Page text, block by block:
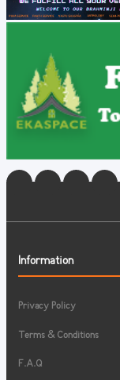
Information
Privacy Policy
Terms & Conditions
F.A.Q